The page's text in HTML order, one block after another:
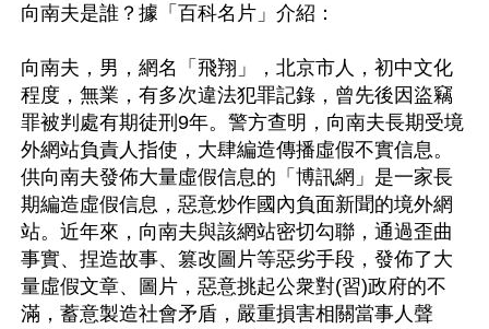
向南夫是誰？據「百科名片」介紹：
向南夫，男，網名「飛翔」，北京市人，初中文化
程度，無業，有多次違法犯罪記錄，曾先後因盜竊
罪被判處有期徒刑9年。警方查明，向南夫長期受境
外網站負責人指使，大肆編造傳播虛假不實信息。
供向南夫發佈大量虛假信息的「博訊網」是一家長
期編造虛假信息，惡意炒作國內負面新聞的境外網
站。近年來，向南夫與該網站密切勾聯，通過歪曲
事實、捏造故事、篡改圖片等惡劣手段，發佈了大
量虛假文章、圖片，惡意挑起公衆對(習)政府的不
滿，蓄意製造社會矛盾，嚴重損害相關當事人聲